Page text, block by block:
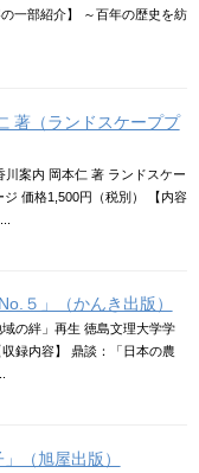
一部紹介】 ～百年の歴史を紡
著（ランドスケーププ
案内 岡本仁 著 ランドスケー
価格1,500円（税別） 【内容
５」（かんき出版）
の絆」再生 徳島文理大学学
録内容】 鼎談：「日本の農
（旭屋出版）